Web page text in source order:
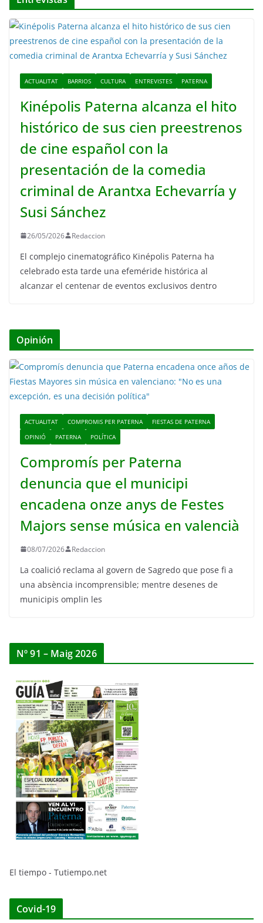
ACTUALITAT BARRIOS CULTURA ENTREVISTES PATERNA
Kinépolis Paterna alcanza el hito
histórico de sus cien preestrenos
de cine español con la
presentación de la comedia
criminal de Arantxa Echevarría y
Susi Sánchez
26/05/2026 Redaccion
El complejo cinematográfico Kinépolis Paterna ha
celebrado esta tarde una efeméride histórica al
alcanzar el centenar de eventos exclusivos dentro
Opinión
ACTUALITAT COMPROMIS PER PATERNA
FIESTAS DE PATERNA
OPINIÓ
PATERNA POLÍTICA
Compromís per Paterna
denuncia que el municipi
encadena onze anys de Festes
Majors sense música en valencià
08/07/2026 Redaccion
La coalició reclama al govern de Sagredo que pose fi a
una absència incomprensible; mentre desenes de
municipis omplin les
Nº 91 – Maig 2026
El tiempo - Tutiempo.net
Covid-19